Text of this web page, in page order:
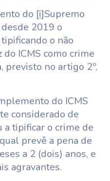
do [i]Supremo
2019 o
o não
ICMS como crime
previsto no artigo 2º,
do ICMS
considerado de
a tipificar o crime de
prevê a pena de
a 2 (dois) anos, e
agravantes.